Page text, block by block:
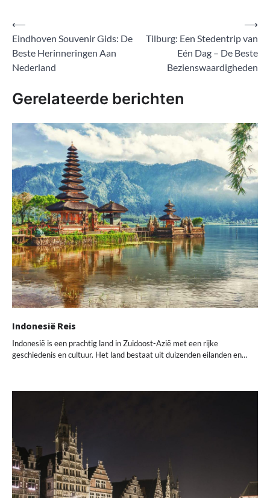
Bericht
navigatie
⟵
Eindhoven Souvenir Gids: De
Beste Herinneringen Aan
Nederland
Tilburg: Een Stedentrip van
Eén Dag – De Beste
Bezienswaardigheden
⟶
Gerelateerde berichten
Indonesië Reis
Indonesië is een prachtig land in Zuidoost-Azië met een rijke
geschiedenis en cultuur. Het land bestaat uit duizenden eilanden en…